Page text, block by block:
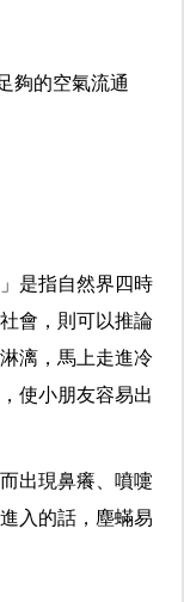
夠的空氣流通
是指自然界四時
會，則可以推論
漓，馬上走進冷
使小朋友容易出
出現鼻癢、噴嚏
入的話，塵蟎易